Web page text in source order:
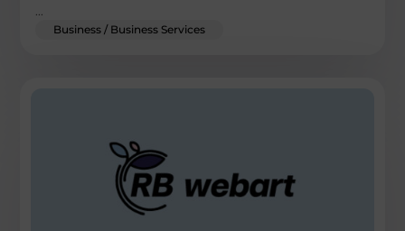
Business / Business Services